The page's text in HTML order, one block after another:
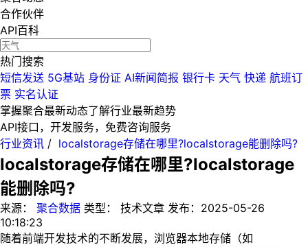
合作伙伴
API百科
热门搜索
短信发送 5G基站 身份证 AI新闻简报 银行卡 天气 快递 航班订
票 实名认证
掌握聚合最新动态了解行业最新趋势
API接口，开发服务，免费咨询服务
行业资讯 / localstorage存储在哪里?localstorage能删除吗?
localstorage存储在哪里?localstorage
能删除吗?
来源： 聚合数据 类型： 技术文章 发布： 2025-05-26
10:18:23
随着前端开发技术的不断发展，浏览器本地存储（如